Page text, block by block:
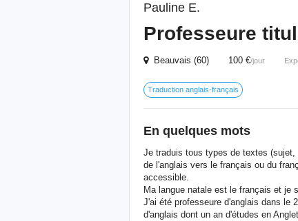
Pauline E.
Professeure
Beauvais (60) 100 €/jour
Traduction anglais-français
En quelques mots
Je traduis tous types de textes
de l'anglais vers le français ou du
accessible.
Ma langue natale est le français et je
J'ai été professeure d'anglais dans le
d'anglais dont un an d'études en